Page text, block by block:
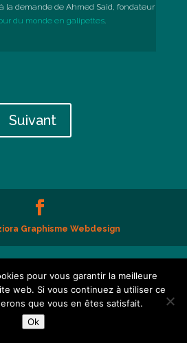
la demande de Ahmed Said, fondateur
du monde en galipettes.
Suivant
Graphisme Webdesign
pour vous garantir la meilleure
web. Si vous continuez à utiliser ce
que vous en êtes satisfait.
Ok